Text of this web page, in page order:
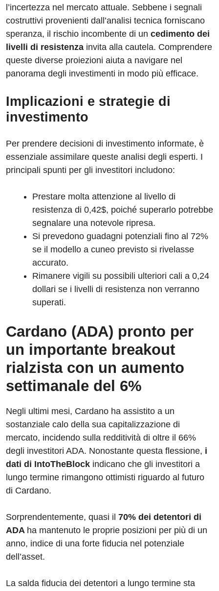
l’incertezza nel mercato attuale. Sebbene i segnali
costruttivi provenienti dall’analisi tecnica forniscano
speranza, il rischio incombente di un cedimento dei
livelli di resistenza invita alla cautela. Comprendere
queste diverse proiezioni aiuta a navigare nel
panorama degli investimenti in modo più efficace.
Implicazioni e strategie di
investimento
Per prendere decisioni di investimento informate, è
essenziale assimilare queste analisi degli esperti. I
principali spunti per gli investitori includono:
Prestare molta attenzione al livello di
resistenza di 0,42$, poiché superarlo potrebbe
segnalare una notevole ripresa.
Si prevedono guadagni potenziali fino al 72%
se il modello a cuneo previsto si rivelasse
accurato.
Rimanere vigili su possibili ulteriori cali a 0,24
dollari se i livelli di resistenza non verranno
superati.
Cardano (ADA) pronto per
un importante breakout
rialzista con un aumento
settimanale del 6%
Negli ultimi mesi, Cardano ha assistito a un
sostanziale calo della sua capitalizzazione di
mercato, incidendo sulla redditività di oltre il 66%
degli investitori ADA. Nonostante questa flessione, i
dati di IntoTheBlock indicano che gli investitori a
lungo termine rimangono ottimisti riguardo al futuro
di Cardano.
Sorprendentemente, quasi il 70% dei detentori di
ADA ha mantenuto le proprie posizioni per più di un
anno, indice di una forte fiducia nel potenziale
dell’asset.
La salda fiducia dei detentori a lungo termine sta